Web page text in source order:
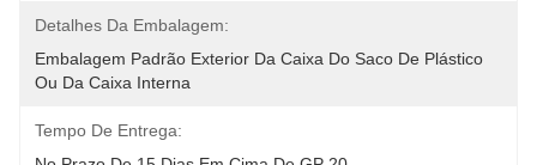
Detalhes Da Embalagem:
Embalagem Padrão Exterior Da Caixa Do Saco De Plástico
Ou Da Caixa Interna
Tempo De Entrega: